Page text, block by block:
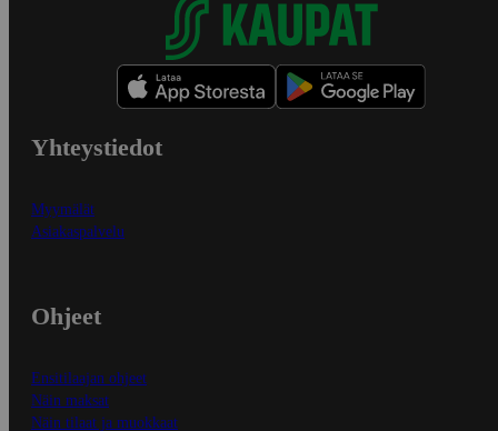
Yhteystiedot
Myymälät
Asiakaspalvelu
Ohjeet
Ensitilaajan ohjeet
Näin maksat
Näin tilaat ja muokkaat